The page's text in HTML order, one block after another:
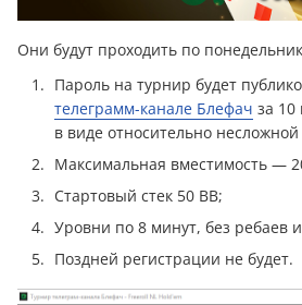
Они будут проходить по
Пароль на турнир будет
телеграмм-канале Блефач за 10
в виде относительно несложной
Максимальная вместимость —
Стартовый стек 50 BB;
Уровни по 8 минут, без ребаев
Поздней регистрации не будет.